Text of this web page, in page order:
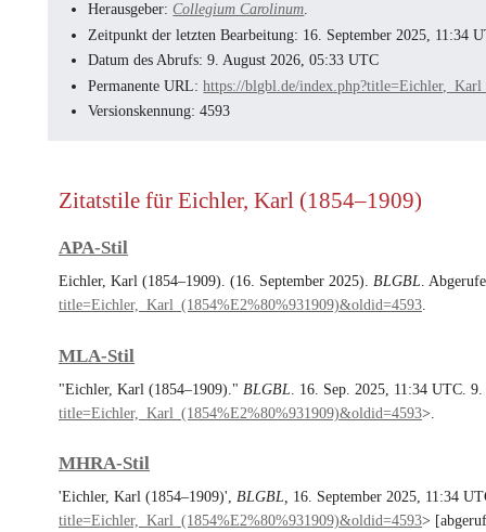
Herausgeber:Collegium Carolinum.
Zeitpunkt der letzten Bearbeitung: 16. September 2025, 11:34
Datum des Abrufs: 9. August 2026, 05:33 UTC
Permanente URL:https://blgbl.de/
Versionskennung: 4593
Zitatstile für Eichler, Karl (1854–1909)
APA-Stil
Eichler, Karl (1854–1909). (16. September 2025). BLGBL.
title=Eichler,_Karl_(1854%E2%80%931909)&oldid=4593.
MLA-Stil
"Eichler, Karl (1854–1909)." BLGBL . 16. Sep. 2025, 11:34 UTC.
title=Eichler,_Karl_(1854%E2%80%931909)&oldid=4593>.
MHRA-Stil
'Eichler, Karl (1854–1909)', BLGBL, 16. September 2025, 11:34
title=Eichler,_Karl_(1854%E2%80%931909)&oldid=4593>